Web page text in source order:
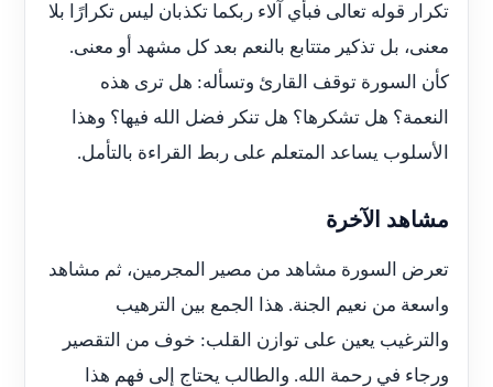
تكرار قوله تعالى فبأي آلاء ربكما تكذبان ليس تكرارًا بلا
معنى، بل تذكير متتابع بالنعم بعد كل مشهد أو معنى.
كأن السورة توقف القارئ وتسأله: هل ترى هذه
النعمة؟ هل تشكرها؟ هل تنكر فضل الله فيها؟ وهذا
الأسلوب يساعد المتعلم على ربط القراءة بالتأمل.
مشاهد الآخرة
تعرض السورة مشاهد من مصير المجرمين، ثم مشاهد
واسعة من نعيم الجنة. هذا الجمع بين الترهيب
والترغيب يعين على توازن القلب: خوف من التقصير
ورجاء في رحمة الله. والطالب يحتاج إلى فهم هذا